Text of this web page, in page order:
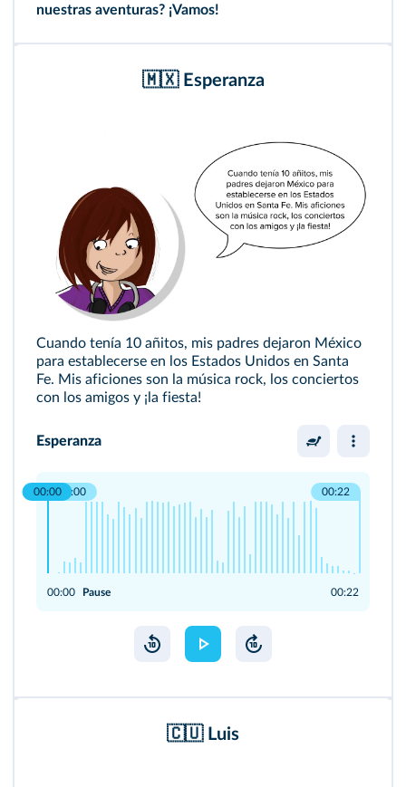
nuestras aventuras? ¡Vamos!
🇲🇽 Esperanza
Cuando tenía 10 añitos, mis padres dejaron México
para establecerse en los Estados Unidos en Santa
Fe. Mis aficiones son la música rock, los conciertos
con los amigos y ¡la fiesta!
Esperanza
00:00 Pause 00:22
00:00 00:22
00:00
🇨🇺 Luis